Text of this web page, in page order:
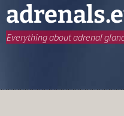
Everything about adrenal